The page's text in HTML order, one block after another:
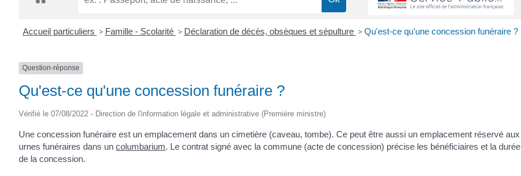
Accueil particuliers > Famille - Scolarité > Déclaration de décès, obsèques et sépulture > Qu'est-ce qu'une concession funéraire ?
Question-réponse
Qu'est-ce qu'une concession funéraire ?
Vérifié le 07/08/2022 - Direction de l'information légale et administrative (Première ministre)
Une concession funéraire est un emplacement dans un cimetière (caveau, tombe). Ce peut être aussi un emplacement réservé aux
urnes funéraires dans un columbarium. Le contrat signé avec la commune (acte de concession) précise les bénéficiaires et la durée
de la concession.